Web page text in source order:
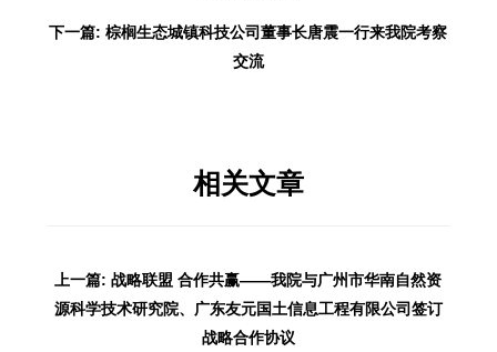
下一篇: 棕榈生态城镇科技公司董事长唐震一行来我院考察
交流
相关文章
上一篇: 战略联盟 合作共赢——我院与广州市华南自然资
源科学技术研究院、广东友元国土信息工程有限公司签订
战略合作协议